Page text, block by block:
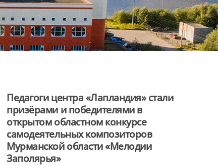
Педагоги центра «Лапландия» стали
призёрами и победителями в
открытом областном конкурсе
самодеятельных композиторов
Мурманской области «Мелодии
Заполярья»